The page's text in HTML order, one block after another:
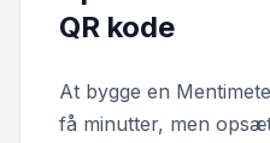
QR kode
At bygge en
få minutter, men